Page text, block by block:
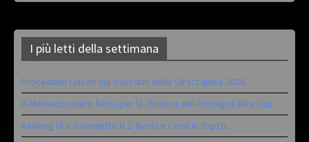
I più letti della settimana
Procedono i lavori sul tracciato della Straccabike 2026
A Montecoronaro festa per la chiusura del Romagna Bike Cup
Ranking UCI: Avondetto N.2. Berta e Corvi in Top10